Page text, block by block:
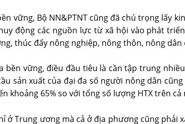
vững, Bộ NN&PTNT cũng đã chú trọng lấy
động các nguồn lực từ xã hội vào phát
thúc đẩy nông nghiệp, nông thôn, nông dân
vững, điều đầu tiêu là cần tập trung
sản xuất của đại đa số người nông dân
khoảng 65% so với tổng số lượng HTX trên cả
ở Trung ương mà cả ở địa phương cũng phải